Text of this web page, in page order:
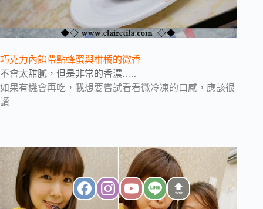
巧克力內餡帶點蜂蜜與柑橘的微香
不會太甜膩，但是非常的香濃…..
如果有機會再吃，我想要嘗試看看微冷凍的口感，應該很
讚
TOP